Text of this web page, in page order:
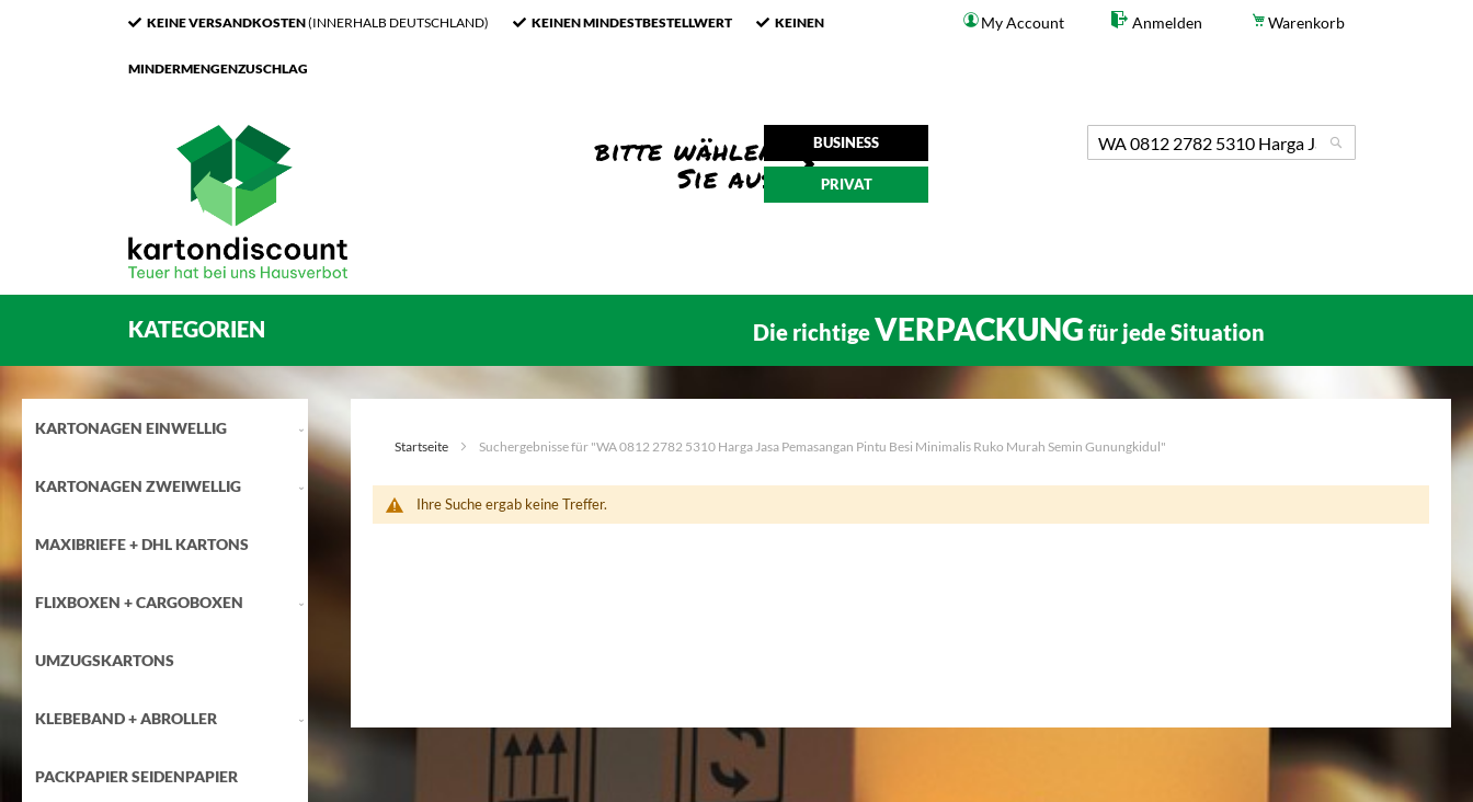
KEINE VERSANDKOSTEN(INNERHALB DEUTSCHLAND) KEINEN MINDESTBESTELLWERT KEINEN
MINDERMENGENZUSCHLAG
My Account Anmelden Warenkorb
BUSINESS
PRIVAT
Search
KATEGORIEN Die richtigeVERPACKUNG für jede Situation
Startseite Suchergebnisse für "WA 0812 2782 5310 Harga Jasa Pemasangan Pintu Besi Minimalis Ruko Murah Semin Gunungkidul"
Ihre Suche ergab keine Treffer.
KARTONAGEN EINWELLIG
KARTONAGEN ZWEIWELLIG
MAXIBRIEFE + DHL KARTONS
FLIXBOXEN + CARGOBOXEN
UMZUGSKARTONS
KLEBEBAND + ABROLLER
PACKPAPIER SEIDENPAPIER